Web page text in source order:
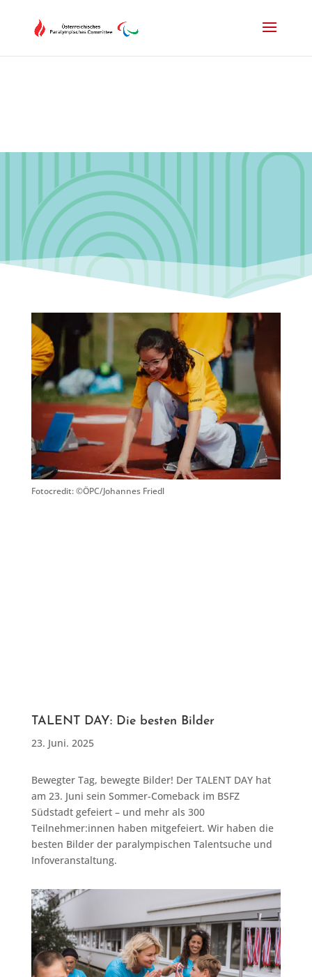
Fotocredit: ©ÖPC/Johannes Friedl
TALENT DAY: Die besten Bilder
23. Juni. 2025
Bewegter Tag, bewegte Bilder! Der TALENT DAY hat
am 23. Juni sein Sommer-Comeback im BSFZ
Südstadt gefeiert – und mehr als 300
Teilnehmer:innen haben mitgefeiert. Wir haben die
besten Bilder der paralympischen Talentsuche und
Infoveranstaltung.